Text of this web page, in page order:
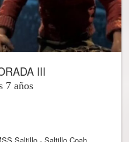
III
7 años
Saltillo - Saltillo Coah